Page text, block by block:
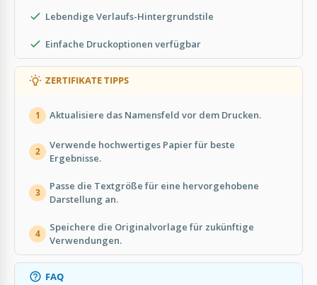
Lebendige Verlaufs-Hintergrundstile
Einfache Druckoptionen verfügbar
ZERTIFIKATE TIPPS
1 Aktualisiere das Namensfeld vor dem Drucken.
2
Verwende hochwertiges Papier für beste
Ergebnisse.
3
Passe die Textgröße für eine hervorgehobene
Darstellung an.
4
Speichere die Originalvorlage für zukünftige
Verwendungen.
FAQ